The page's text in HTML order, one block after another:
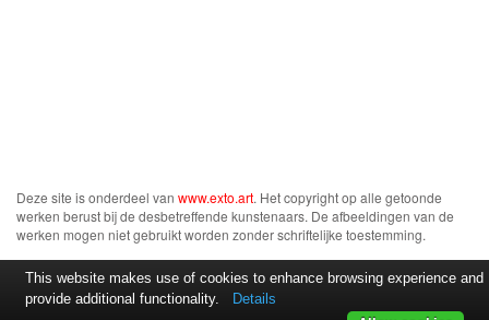
Deze site is onderdeel van www.exto.art. Het copyright op alle getoonde
werken berust bij de desbetreffende kunstenaars. De afbeeldingen van de
werken mogen niet gebruikt worden zonder schriftelijke toestemming.
This website makes use of cookies to enhance browsing experience and
provide additional functionality.
Details